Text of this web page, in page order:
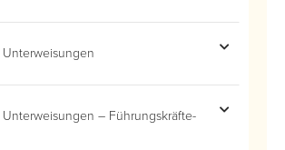
– Führungskräfte-